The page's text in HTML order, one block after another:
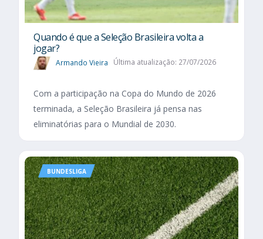
Quando é que a Seleção Brasileira volta a
jogar?
Armando Vieira Última atualização: 27/07/2026
Com a participação na Copa do Mundo de 2026
terminada, a Seleção Brasileira já pensa nas
eliminatórias para o Mundial de 2030.
BUNDESLIGA